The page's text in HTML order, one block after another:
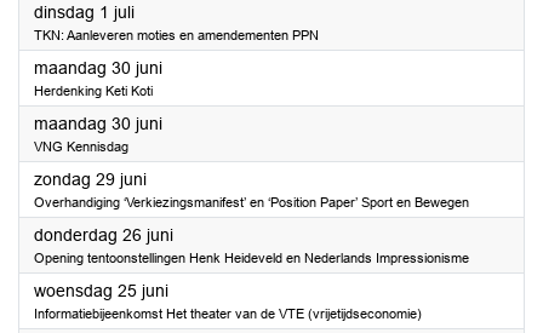
dinsdag 1 juli2025
TKN: Aanleveren moties en amendementen PPN
maandag 30 juni2025
Herdenking Keti Koti
maandag 30 juni2025
VNG Kennisdag
zondag 29 juni2025
Overhandiging ‘Verkiezingsmanifest’ en ‘Position Paper’ Sport en Bewegen
donderdag 26 juni2025
Opening tentoonstellingen Henk Heideveld en Nederlands Impressionisme
woensdag 25 juni2025
Informatiebijeenkomst Het theater van de VTE (vrijetijdseconomie)